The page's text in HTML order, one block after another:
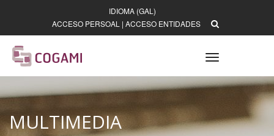
IDIOMA (GAL)
ACCESO PERSOAL | ACCESO ENTIDADES
Toggle
navigation
MULTIMEDIA